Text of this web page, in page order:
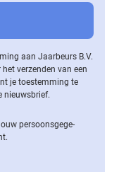
aan Jaarbeurs B.V.
verzenden van een
je toestemming te
nieuwsbrief.
per­soons­ge­ge­